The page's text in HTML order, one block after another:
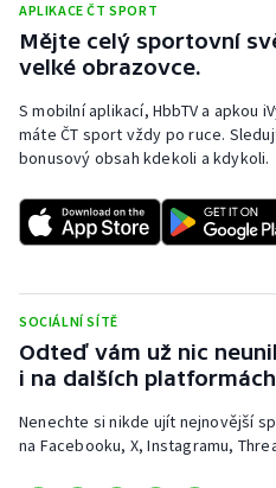
APLIKACE ČT SPORT
Mějte celý sportovní
velké obrazovce.
S mobilní aplikací, HbbTV a apkou
máte ČT sport vždy po ruce.
bonusový obsah kdekoli a kdykoli.
SOCIÁLNÍ SÍTĚ
Odteď vám už nic
i na dalších
Nenechte si nikde ujít nejnovější
na Facebooku, X, Instagramu,